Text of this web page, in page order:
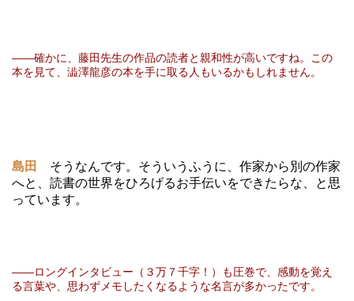
――確かに、藤田先生の作品の読者と親和性が高いですね。この
本を見て、澁澤龍彦の本を手に取る人もいるかもしれません。
島田 そうなんです。そういうふうに、作家から別の作家
へと、読書の世界をひろげるお手伝いをできたらな、と思
っています。
――ロングインタビュー（３万７千字！）も圧巻で、感動を覚え
る言葉や、思わずメモしたくなるような名言が多かったです。